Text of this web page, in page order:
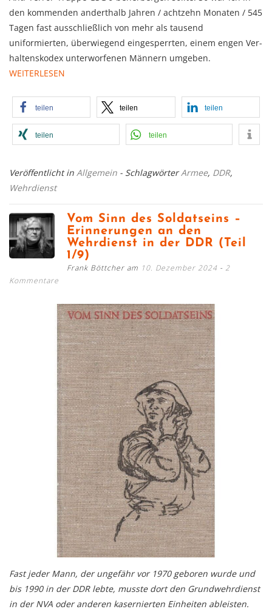
den kommenden anderthalb Jahren / achtzehn Monaten / 545
Tagen fast ausschließ­lich von mehr als ­tausend
uniformierten, überwiegend ein­gesperrten, einem engen Ver­
hal­tens­kodex unter­worfenen Männern umgeben.
WEITERLESEN
teilen teilen teilen
teilen teilen
Veröffentlicht in Allgemein - SchlagwörterArmee, DDR,
Wehrdienst
Vom Sinn des Soldatseins –
Erinnerungen an den
Wehrdienst in der DDR (Teil
1/9)
Frank Böttcher am 10. Dezember 2024
2
Kommentare
Fast jeder Mann, der ungefähr vor 1970 geboren wurde und
bis 1990 in der DDR lebte, musste dort den Grundwehrdienst
in der NVA oder anderen kasernierten Einheiten ableisten.